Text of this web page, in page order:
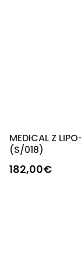
MEDICAL Z
(S/018)
182,00€